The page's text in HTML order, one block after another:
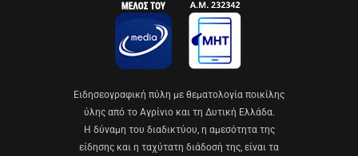
Eιδησεογραφική πύλη με θεματολογία ποικίλης
ύλης από το Αγρίνιο και τη Δυτική Ελλάδα.
Η δύναμη του διαδικτύου, η αμεσότητα της
είδησης και η ταχύτατη διάδοσή της, είναι τα